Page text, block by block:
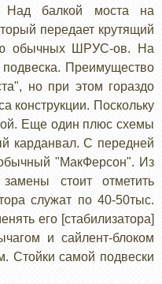
Над балкой моста на
передает крутящий
обычных ШРУС-ов. На
Преимущество
но при этом гораздо
конструкции. Поскольку
Еще один плюс схемы
карданвал. С передней
"МакФерсон". Из
стоит отметить
служат по 40-50тыс.
его [стабилизатора]
и сайлент-блоком
Стойки самой подвески